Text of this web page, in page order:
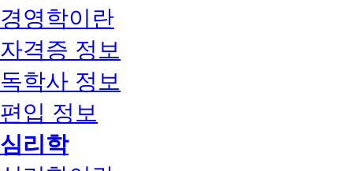
경영학이란
자격증 정보
독학사 정보
편입 정보
심리학